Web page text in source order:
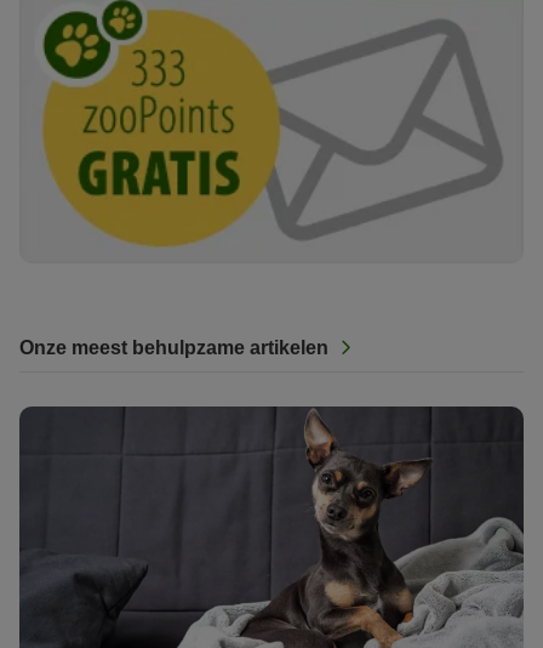
Onze meest behulpzame artikelen